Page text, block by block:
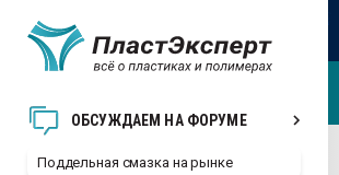
ОБСУЖДАЕМ НА ФОРУМЕ
Поддельная смазка на рынке